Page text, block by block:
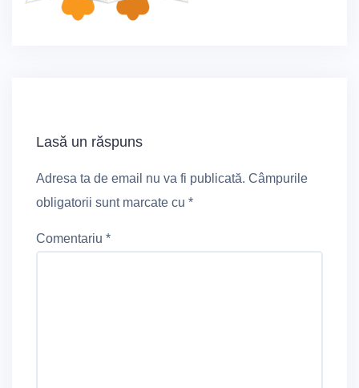
Lasă un răspuns
Adresa ta de email nu va fi publicată. Câmpurile
obligatorii sunt marcate cu *
Comentariu *